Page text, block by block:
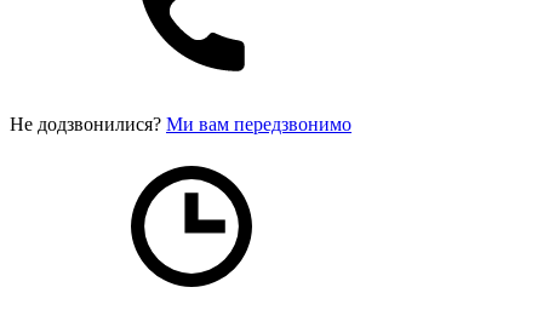
Не додзвонилися? Ми вам передзвонимо